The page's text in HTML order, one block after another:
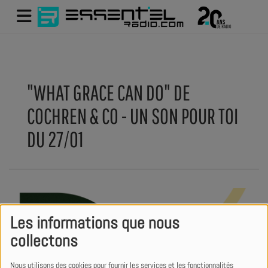
Les informations que nous
collectons
Nous utilisons des cookies pour fournir les services et les fonctionnalités
"WHAT GRACE CAN DO" DE
COCHREN & CO - UN SON POUR TOI
DU 27/01